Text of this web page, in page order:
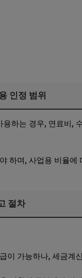
인정 범위
하는 경우, 연료비,
하며, 사업용 비율
절차
이 가능하나, 세금계